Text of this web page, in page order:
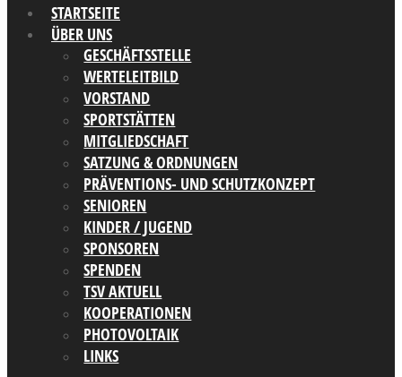
STARTSEITE
ÜBER UNS
GESCHÄFTSSTELLE
WERTELEITBILD
VORSTAND
SPORTSTÄTTEN
MITGLIEDSCHAFT
SATZUNG & ORDNUNGEN
PRÄVENTIONS- UND SCHUTZKONZEPT
SENIOREN
KINDER / JUGEND
SPONSOREN
SPENDEN
TSV AKTUELL
KOOPERATIONEN
PHOTOVOLTAIK
LINKS